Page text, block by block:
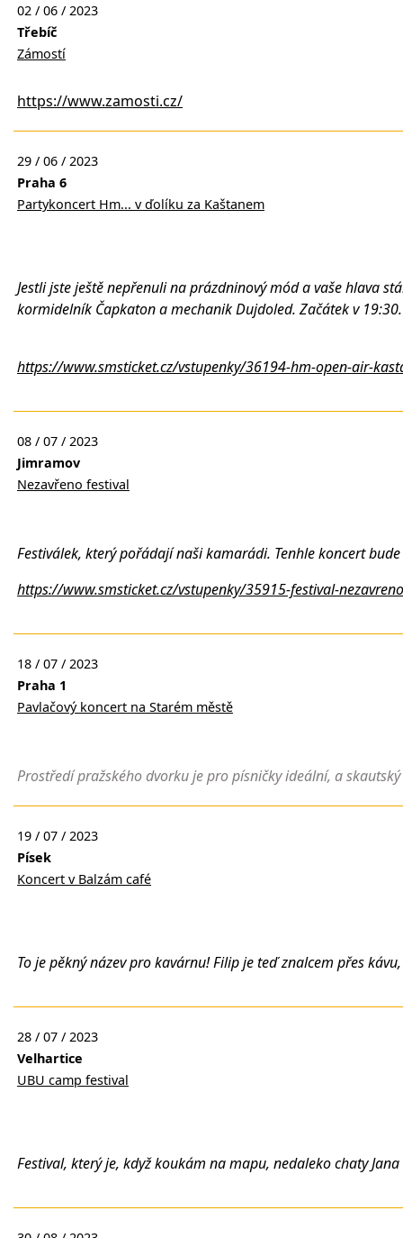
02 / 06 / 2023
Třebíč
Zámostí
https://www.zamosti.cz/
29 / 06 / 2023
Praha 6
Partykoncert Hm... v ďolíku za Kaštanem
Jestli jste ještě nepřenuli na prázdninový mód a vaše hlava
kormidelník Čapkaton a mechanik Dujdoled. Začátek v
https://www.smsticket.cz/vstupenky/36194-hm-open-air-
08 / 07 / 2023
Jimramov
Nezavřeno festival
Festiválek, který pořádají naši kamarádi. Tenhle koncert
https://www.smsticket.cz/vstupenky/35915-festival-
18 / 07 / 2023
Praha 1
Pavlačový koncert na Starém městě
Prostředí pražského dvorku je pro písničky ideální, a
19 / 07 / 2023
Písek
Koncert v Balzám café
To je pěkný název pro kavárnu! Filip je teď znalcem přes
28 / 07 / 2023
Velhartice
UBU camp festival
Festival, který je, když koukám na mapu, nedaleko chaty